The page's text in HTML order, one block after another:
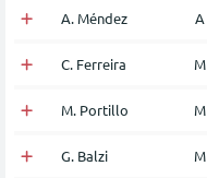
A. Méndez Α
C. Ferreira Μ
M. Portillo Μ
G. Balzi Μ